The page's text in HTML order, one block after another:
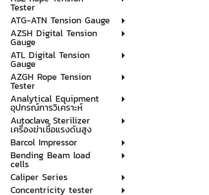
Tester
ATG-ATN Tension Gauge
AZSH Digital Tension
Gauge
ATL Digital Tension
Gauge
AZGH Rope Tension
Tester
Analytical Equipment
อุปกรณ์การวิเคราะห์
Autoclave Sterilizer
เครื่องฆ่าเชื้อแรงดันสูง
Barcol Impressor
Bending Beam load
cells
Caliper Series
Concentricity tester